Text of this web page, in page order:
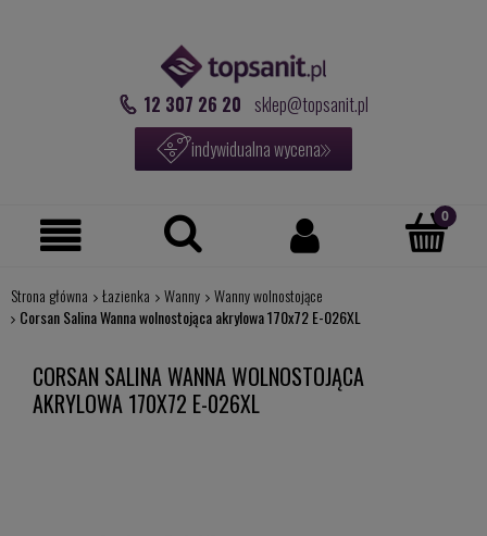
12 307 26 20 sklep@topsanit.pl
indywidualna wycena
Strona główna Łazienka Wanny
Wanny wolnostojące
Corsan Salina Wanna wolnostojąca akrylowa 170x72 E-026XL
CORSAN SALINA WANNA WOLNOSTOJĄCA
AKRYLOWA 170X72 E-026XL